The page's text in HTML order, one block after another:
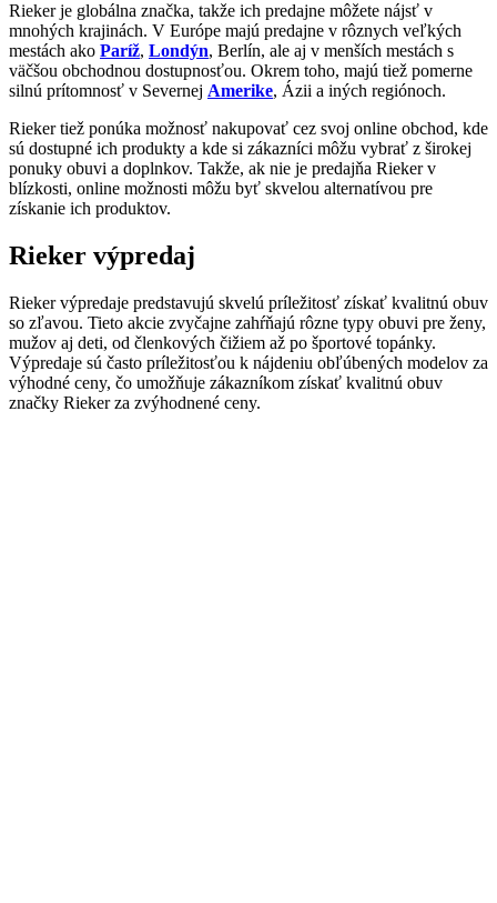
Rieker je globálna značka, takže ich predajne môžete nájsť v
mnohých krajinách. V Európe majú predajne v rôznych veľkých
mestách ako Paríž, Londýn, Berlín, ale aj v menších mestách s
väčšou obchodnou dostupnosťou. Okrem toho, majú tiež pomerne
silnú prítomnosť v Severnej Amerike, Ázii a iných regiónoch.
Rieker tiež ponúka možnosť nakupovať cez svoj online obchod, kde
sú dostupné ich produkty a kde si zákazníci môžu vybrať z širokej
ponuky obuvi a doplnkov. Takže, ak nie je predajňa Rieker v
blízkosti, online možnosti môžu byť skvelou alternatívou pre
získanie ich produktov.
Rieker výpredaj
Rieker výpredaje predstavujú skvelú príležitosť získať kvalitnú obuv
so zľavou. Tieto akcie zvyčajne zahŕňajú rôzne typy obuvi pre ženy,
mužov aj deti, od členkových čižiem až po športové topánky.
Výpredaje sú často príležitosťou k nájdeniu obľúbených modelov za
výhodné ceny, čo umožňuje zákazníkom získať kvalitnú obuv
značky Rieker za zvýhodnené ceny.